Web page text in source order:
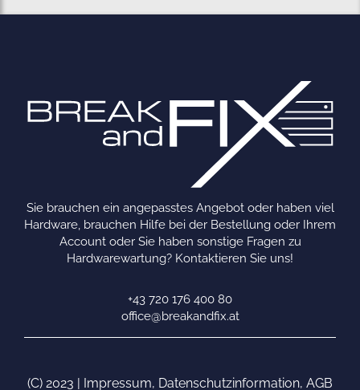
Sie brauchen ein angepasstes Angebot oder haben viel
Hardware, brauchen Hilfe bei der Bestellung oder Ihrem
Account oder Sie haben sonstige Fragen zu
Hardwarewartung? Kontaktieren Sie uns!
+43 720 176 400 80
office@breakandfix.at
(C) 2023 | Impressum, Datenschutzinformation, AGB